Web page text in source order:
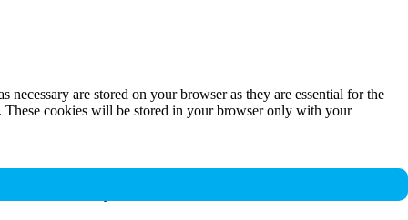
are stored on your browser as they are essential for the
These cookies will be stored in your browser only with your